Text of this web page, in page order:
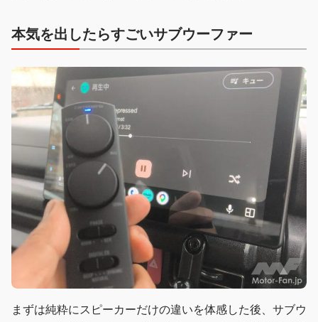
本気を出したらすごいサブウーファー
まずは純粋にスピーカーだけの違いを体感した後、サブウ